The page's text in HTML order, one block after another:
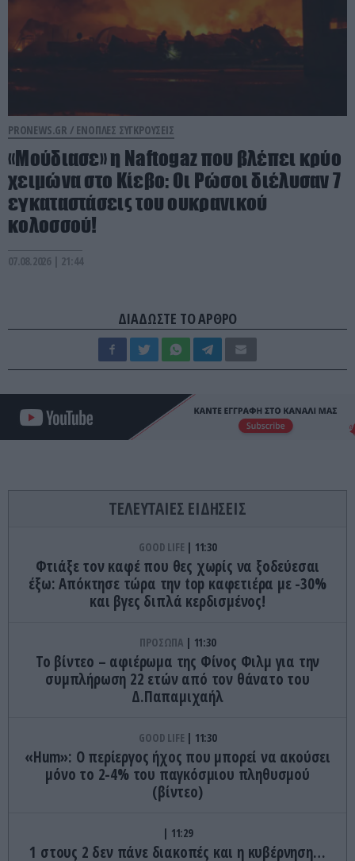
PRONEWS.GR / ΕΝΟΠΛΕΣ ΣΥΓΚΡΟΥΣΕΙΣ
«Μούδιασε» η Naftogaz που βλέπει κρύο
χειμώνα στο Κίεβο: Οι Ρώσοι διέλυσαν 7
εγκαταστάσεις του ουκρανικού
κολοσσού!
07.08.2026 | 21:44
ΔΙΑΔΩΣΤΕ ΤΟ ΑΡΘΡΟ
ΤΕΛΕΥΤΑΙΕΣ ΕΙΔΗΣΕΙΣ
GOOD LIFE 11:30
Φτιάξε τον καφέ που θες χωρίς να ξοδεύεσαι
έξω: Απόκτησε τώρα την top καφετιέρα με -30%
και βγες διπλά κερδισμένος!
ΠΡΟΣΩΠΑ 11:30
Το βίντεο – αφιέρωμα της Φίνος Φιλμ για την
συμπλήρωση 22 ετών από τον θάνατο του
Δ.Παπαμιχαήλ
GOOD LIFE 11:30
«Hum»: O περίεργος ήχος που μπορεί να ακούσει
μόνο το 2-4% του παγκόσμιου πληθυσμού
(βίντεο)
11:29
1 στους 2 δεν πάνε διακοπές και η κυβέρνηση…